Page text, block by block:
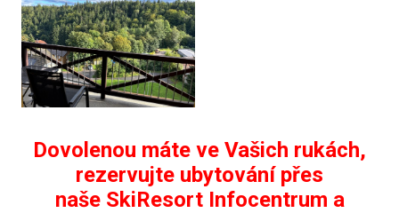
Dovolenou máte ve Vašich rukách,
rezervujte ubytování přes
naše SkiResort Infocentrum a